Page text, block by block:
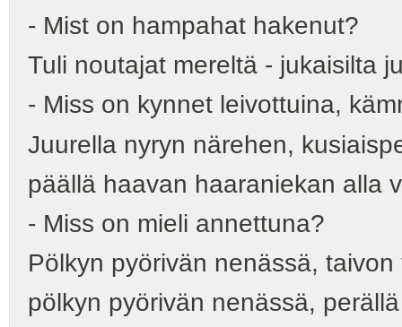
- Mist on hampahat hakenut?
Tuli noutajat mereltä - jukaisilta
- Miss on kynnet leivottuina,
Juurella nyryn närehen,
päällä haavan haaraniekan alla
- Miss on mieli annettuna?
Pölkyn pyörivän nenässä,
pölkyn pyörivän nenässä,